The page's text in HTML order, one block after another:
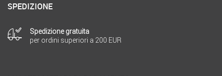
SPEDIZIONE
Spedizione gratuita
per ordini superiori a 200 EUR